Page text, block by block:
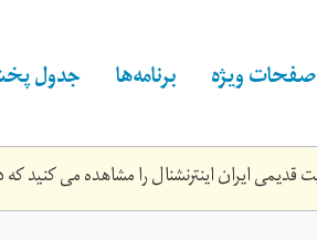
صفحات ویژه برنامه‌ها جدول
ایران اینترنشنال را مشاهده می کنید